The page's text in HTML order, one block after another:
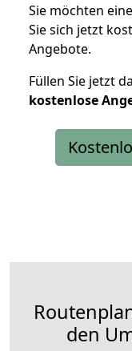
Sie möchten eine
Sie sich jetzt
Angebote.
Füllen Sie jetzt
kostenlose
den